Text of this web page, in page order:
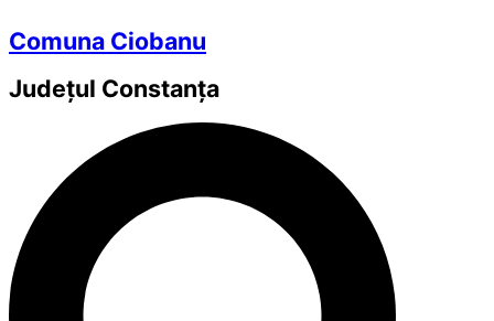
Comuna Ciobanu
Județul Constanța